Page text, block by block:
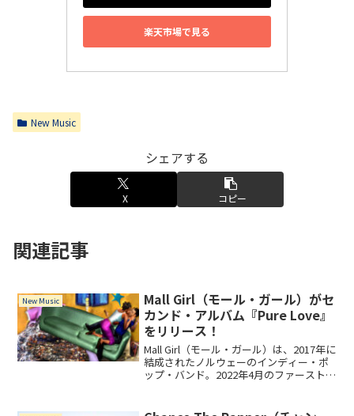
楽天市場で見る
New Music
シェアする
X コピー
関連記事
New Music
Mall Girl（モール・ガール）がセ
カンド・アルバム『Pure Love』
をリリース！
Mall Girl（モール・ガール）は、2017年に
結成されたノルウェーのインディー・ポ
ップ・バンド。2022年4月のファースト・
Love』をリリース！